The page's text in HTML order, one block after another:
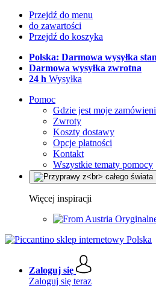
Przejdź do menu
do zawartości
Przejdź do koszyka
Polska: Darmowa wysyłka
Darmowa wysyłka zwrotna
24 h Wysyłka
Pomoc
Gdzie jest moje
Zwroty
Koszty dostawy
Opcje płatności
Kontakt
Wszystkie tematy pomocy
Więcej inspiracji
Zaloguj się
Zaloguj się teraz